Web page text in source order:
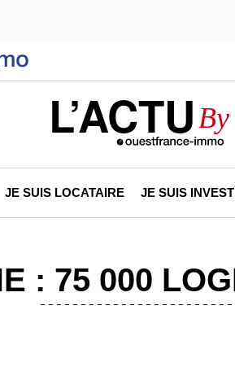
L’ACTU By
JE SUIS LOCATAIRE JE SUIS
: 75 000